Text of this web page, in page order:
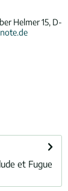
Helmer 15, D-
et Fugue